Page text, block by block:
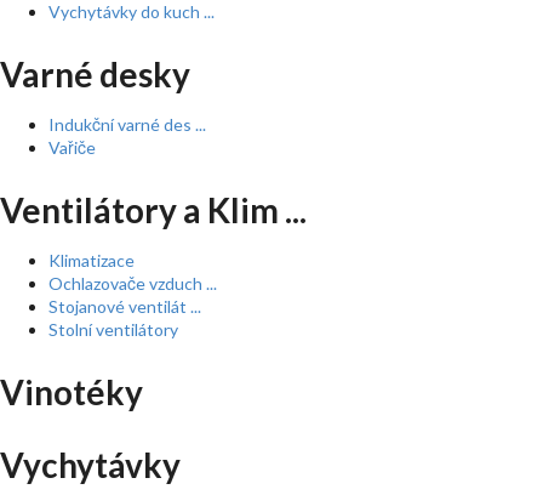
Vychytávky do kuch ...
Varné desky
Indukční varné des ...
Vařiče
Ventilátory a Klim ...
Klimatizace
Ochlazovače vzduch ...
Stojanové ventilát ...
Stolní ventilátory
Vinotéky
Vychytávky